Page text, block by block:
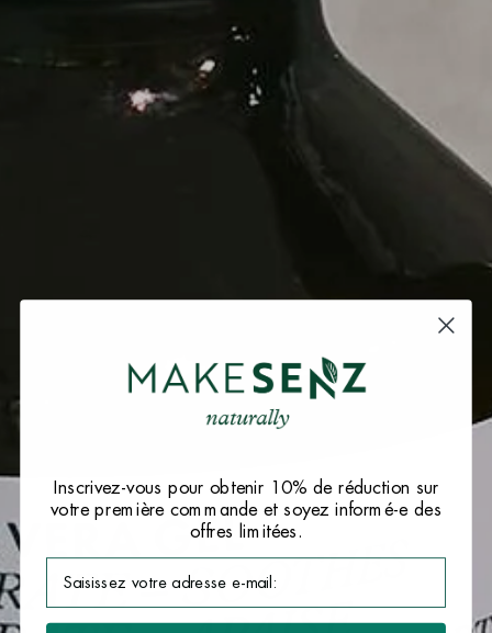
Inscrivez-vous pour obtenir 10% de réduction sur
votre première commande et soyez informé-e des
offres limitées.